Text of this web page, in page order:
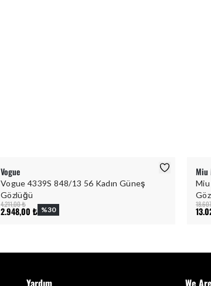
Vogue
Vogue 4339S 848/13 56 Kadın Güneş
Gözlüğü
4.211,00 ₺
2.948,00 ₺ %30
Miu
Miu
Yardım We Are